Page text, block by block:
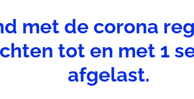
met de corona
tot en met 1
afgelast.